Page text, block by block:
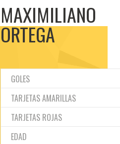
MAXIMILIANO
ORTEGA
GOLES
TARJETAS AMARILLAS
TARJETAS ROJAS
EDAD